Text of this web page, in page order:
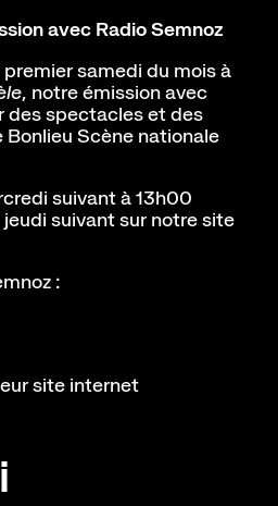
avec Radio Semnoz
samedi du mois à
, notre émission avec
des spectacles et des
Bonlieu Scène nationale
suivant à 13h00
suivant sur notre site
:
site internet